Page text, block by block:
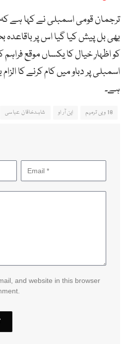
ترجمان قومی اسمبلی نے کہا ہے
بھی بل پیش کیا گیا اس پر باقاعدہ
کو اظہارِ خیال کا یکساں موقع فراہم
اسمبلی پر دباو میں کام کرنے کا
ہے۔
18 ویں ترمیم این آر او شاہدخاقان عباسی
and website in this browser